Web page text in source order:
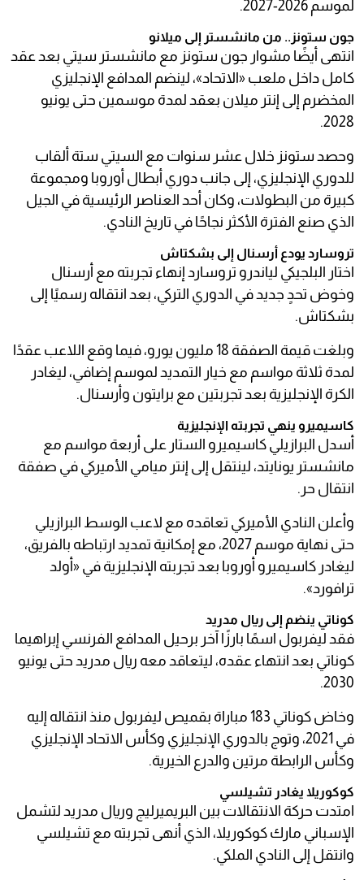
لموسم 2026-2027.
جون ستونز.. من مانشستر إلى ميلانو
انتهى أيضًا مشوار جون ستونز مع مانشستر سيتي بعد عقد
كامل داخل ملعب «الاتحاد»، لينضم المدافع الإنجليزي
المخضرم إلى إنتر ميلان بعقد لمدة موسمين حتى يونيو
2028.
وحصد ستونز خلال عشر سنوات مع السيتي ستة ألقاب
للدوري الإنجليزي، إلى جانب دوري أبطال أوروبا ومجموعة
كبيرة من البطولات، وكان أحد العناصر الرئيسية في الجيل
الذي صنع الفترة الأكثر نجاحًا في تاريخ النادي.
تروسارد يودع أرسنال إلى بشكتاش
اختار البلجيكي لياندرو تروسارد إنهاء تجربته مع أرسنال
وخوض تحدٍ جديد في الدوري التركي، بعد انتقاله رسميًا إلى
بشكتاش.
وبلغت قيمة الصفقة 18 مليون يورو، فيما وقع اللاعب عقدًا
لمدة ثلاثة مواسم مع خيار التمديد لموسم إضافي، ليغادر
الكرة الإنجليزية بعد تجربتين مع برايتون وأرسنال.
كاسيميرو ينهي تجربته الإنجليزية
أسدل البرازيلي كاسيميرو الستار على أربعة مواسم مع
مانشستر يونايتد، لينتقل إلى إنتر ميامي الأميركي في صفقة
انتقال حر.
وأعلن النادي الأميركي تعاقده مع لاعب الوسط البرازيلي
حتى نهاية موسم 2027، مع إمكانية تمديد ارتباطه بالفريق،
ليغادر كاسيميرو أوروبا بعد تجربته الإنجليزية في «أولد
ترافورد».
كوناتي ينضم إلى ريال مدريد
فقد ليفربول اسمًا بارزًا آخر برحيل المدافع الفرنسي إبراهيما
كوناتي بعد انتهاء عقده، ليتعاقد معه ريال مدريد حتى يونيو
2030.
وخاض كوناتي 183 مباراة بقميص ليفربول منذ انتقاله إليه
في 2021، وتوج بالدوري الإنجليزي وكأس الاتحاد الإنجليزي
وكأس الرابطة مرتين والدرع الخيرية.
كوكوريلا يغادر تشيلسي
امتدت حركة الانتقالات بين البريميرليج وريال مدريد لتشمل
الإسباني مارك كوكوريلا، الذي أنهى تجربته مع تشيلسي
وانتقل إلى النادي الملكي.